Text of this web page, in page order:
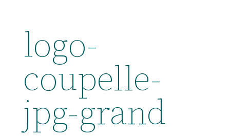
logo-
coupelle-
jpg-grand